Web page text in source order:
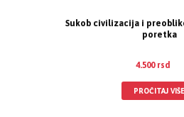
Sukob civilizacija i
poretka
4.500 rsd
PROČITAJ VIŠE